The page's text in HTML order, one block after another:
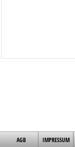
AGB IMPRESSUM